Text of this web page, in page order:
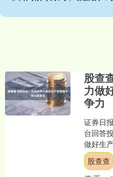
股查
力做
争力
证券日
台回答
做好生
积极应
高质量
股查查